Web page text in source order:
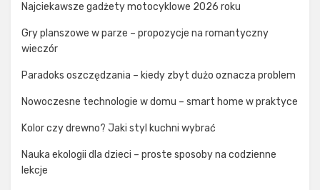
Najciekawsze gadżety motocyklowe 2026 roku
Gry planszowe w parze – propozycje na romantyczny
wieczór
Paradoks oszczędzania – kiedy zbyt dużo oznacza problem
Nowoczesne technologie w domu – smart home w praktyce
Kolor czy drewno? Jaki styl kuchni wybrać
Nauka ekologii dla dzieci – proste sposoby na codzienne
lekcje